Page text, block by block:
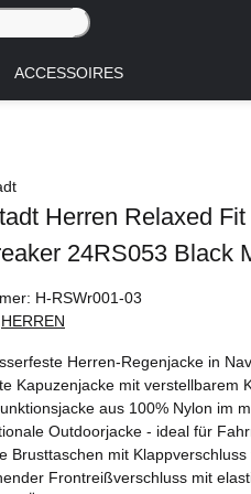
ACCESSOIRES
Herren Relaxed
24RS053 Black
H-RSWr001-03
HERREN
Herren-Regenjacke in
Kapuzenjacke mit verstellbarem
aus 100% Nylon im
Outdoorjacke - ideal für
Brusttaschen mit
Frontreißverschluss mit